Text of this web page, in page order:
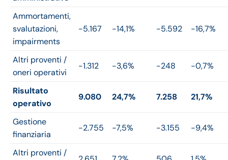
Ammortamenti,
svalutazioni,
impairments
-5.167 -14,1% -5.592 -16,7%
Altri proventi /
oneri operativi
-1.312 -3,6% -248 -0,7%
Risultato
operativo
9.080 24,7% 7.258 21,7%
Gestione
finanziaria
-2.755 -7,5% -3.155 -9,4%
Altri proventi /